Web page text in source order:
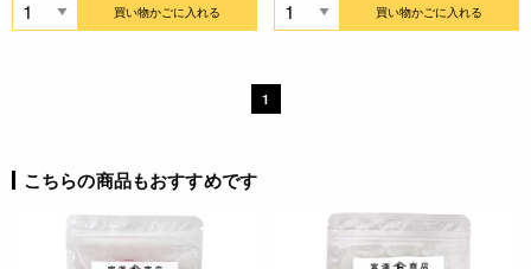
買い物かごに入れる 買い物かごに入れる
1
こちらの商品もおすすめです